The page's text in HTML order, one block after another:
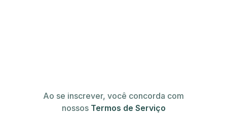
Ao se inscrever, você concorda com
nossos Termos de Serviço